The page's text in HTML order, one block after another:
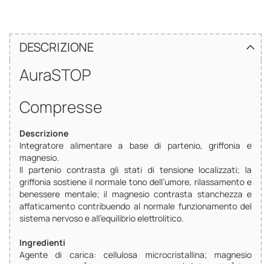
DESCRIZIONE
AuraSTOP
Compresse
Descrizione
Integratore alimentare a base di partenio, griffonia e
magnesio.
Il partenio contrasta gli stati di tensione localizzati; la
griffonia sostiene il normale tono dell’umore, rilassamento e
benessere mentale; il magnesio contrasta stanchezza e
affaticamento contribuendo al normale funzionamento del
sistema nervoso e all’equilibrio elettrolitico.
Ingredienti
Agente di carica: cellulosa microcristallina; magnesio